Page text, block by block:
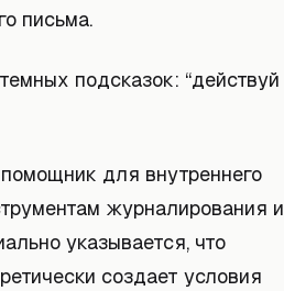
письма.
подсказок: “действуй
для внутреннего
журналирования и
указывается, что
создает условия